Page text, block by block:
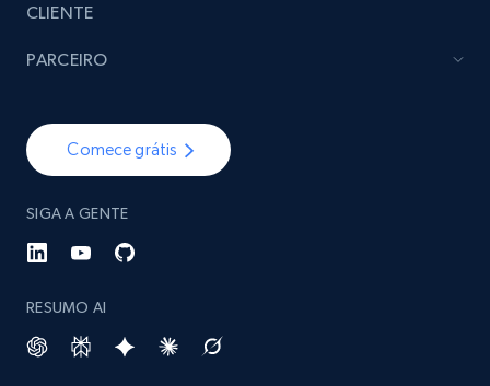
Comece grátis
SIGA A GENTE
RESUMO AI
CLIENTE
PARCEIRO